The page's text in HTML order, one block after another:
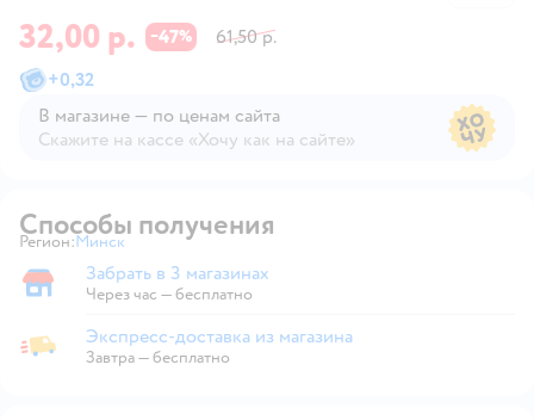
32,00 р. −47%
61,50 р.
+0,32
В магазине — по ценам сайта
Скажите на кассе «Хочу как на сайте»
Способы получения
Регион: Выбор адреса доставки.
Минск
Забрать в магазине
Забрать в 3 магазинах
Через час — бесплатно
Экспресс-доставка из магазина
Экспресс-доставка из магазина
Завтра—бесплатно